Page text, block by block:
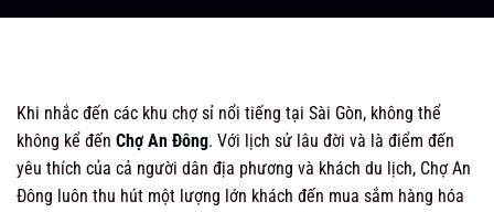
Khi nhắc đến các khu chợ sỉ nổi tiếng tại Sài Gòn, không thể
không kể đến Chợ An Đông. Với lịch sử lâu đời và là điểm đến
yêu thích của cả người dân địa phương và khách du lịch, Chợ An
Đông luôn thu hút một lượng lớn khách đến mua sắm hàng hóa